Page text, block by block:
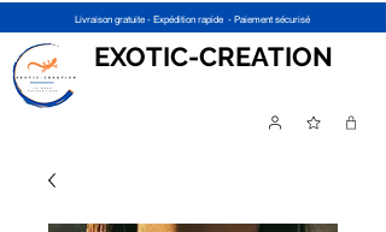
Livraison gratuite - Expédition rapide - Paiement sécurisé
EXOTIC-CREATION